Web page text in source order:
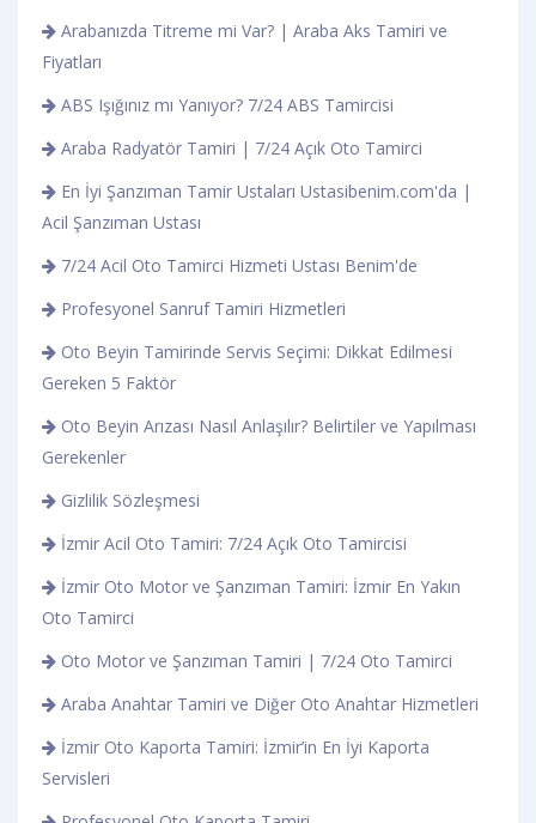
Arabanızda Titreme mi Var? | Araba Aks Tamiri ve
Fiyatları
ABS Işığınız mı Yanıyor? 7/24 ABS Tamircisi
Araba Radyatör Tamiri | 7/24 Açık Oto Tamirci
En İyi Şanzıman Tamir Ustaları Ustasibenim.com'da |
Acil Şanzıman Ustası
7/24 Acil Oto Tamirci Hizmeti Ustası Benim'de
Profesyonel Sanruf Tamiri Hizmetleri
Oto Beyin Tamirinde Servis Seçimi: Dikkat Edilmesi
Gereken 5 Faktör
Oto Beyin Arızası Nasıl Anlaşılır? Belirtiler ve Yapılması
Gerekenler
Gizlilik Sözleşmesi
İzmir Acil Oto Tamiri: 7/24 Açık Oto Tamircisi
İzmir Oto Motor ve Şanzıman Tamiri: İzmir En Yakın
Oto Tamirci
Oto Motor ve Şanzıman Tamiri | 7/24 Oto Tamirci
Araba Anahtar Tamiri ve Diğer Oto Anahtar Hizmetleri
İzmir Oto Kaporta Tamiri: İzmir’in En İyi Kaporta
Servisleri